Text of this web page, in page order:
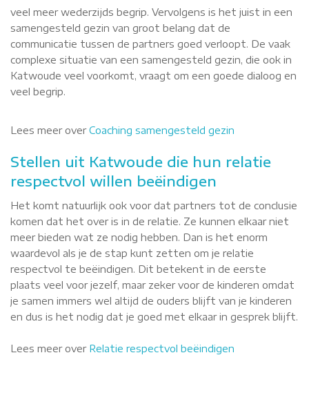
veel meer wederzijds begrip. Vervolgens is het juist in een
samengesteld gezin van groot belang dat de
communicatie tussen de partners goed verloopt. De vaak
complexe situatie van een samengesteld gezin, die ook in
Katwoude veel voorkomt, vraagt om een goede dialoog en
veel begrip.
Lees meer overCoaching samengesteld gezin
Stellen uit Katwoude die hun relatie
respectvol willen beëindigen
Het komt natuurlijk ook voor dat partners tot de conclusie
komen dat het over is in de relatie. Ze kunnen elkaar niet
meer bieden wat ze nodig hebben. Dan is het enorm
waardevol als je de stap kunt zetten om je relatie
respectvol te beëindigen. Dit betekent in de eerste
plaats veel voor jezelf, maar zeker voor de kinderen omdat
je samen immers wel altijd de ouders blijft van je kinderen
en dus is het nodig dat je goed met elkaar in gesprek blijft.
Lees meer over Relatie respectvol beëindigen